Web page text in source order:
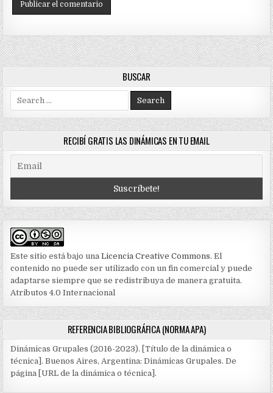
BUSCAR
for:
RECIBÍ GRATIS LAS DINÁMICAS EN TU EMAIL
Este sitio está bajo unaLicencia Creative Commons. El
contenido no puede ser utilizado con un fin comercial y puede
adaptarse siempre que se redistribuya de manera gratuita.
Atributos 4.0 Internacional
REFERENCIA BIBLIOGRÁFICA (NORMA APA)
Dinámicas Grupales (2016-2023). [Título de la dinámica o
técnica]. Buenos Aires, Argentina: Dinámicas Grupales. De
página [URL de la dinámica o técnica].